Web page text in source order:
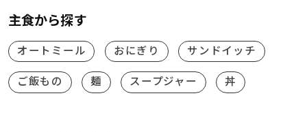
主食から探す
オートミール おにぎり サンドイッチ
ご飯もの 麺 スープジャー 丼